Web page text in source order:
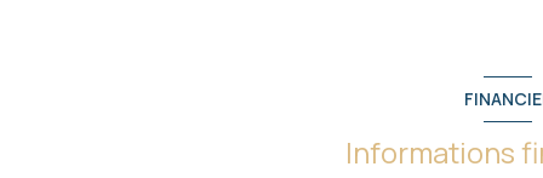
Informations